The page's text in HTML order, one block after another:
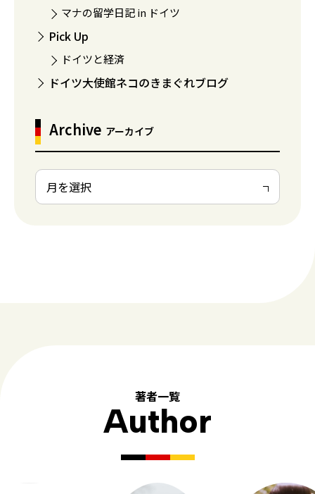
マナの留学日記 in ドイツ
Pick Up
ドイツと経済
ドイツ大使館ネコのきまぐれブログ
Archive アーカイブ
著者一覧
Author